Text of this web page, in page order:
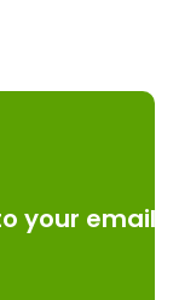
your email